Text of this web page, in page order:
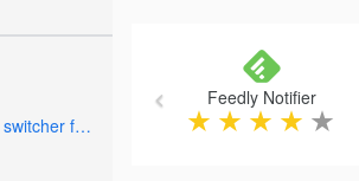
JavaScript switcher for SEO and development
Feedly Notifier
★ ★ ★ ★ ★